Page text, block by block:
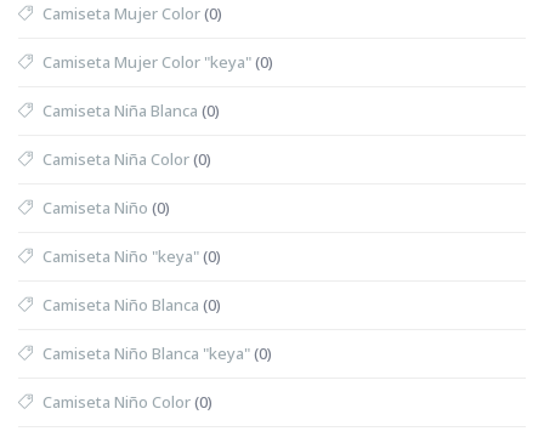
Camiseta Mujer Color(0)
Camiseta Mujer Color "keya"(0)
Camiseta Niña Blanca (0)
Camiseta Niña Color(0)
Camiseta Niño (0)
Camiseta Niño "keya"(0)
Camiseta Niño Blanca (0)
Camiseta Niño Blanca "keya"(0)
Camiseta Niño Color(0)